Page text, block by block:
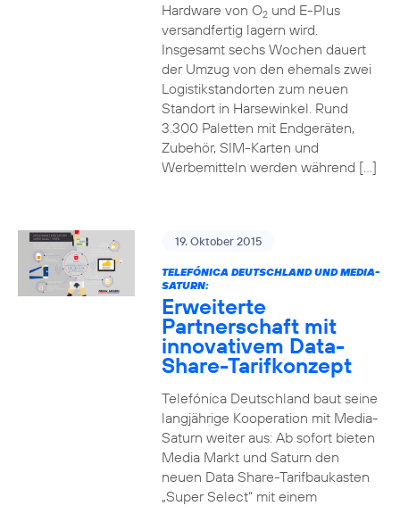
Hardware von O2und E-Plus
versandfertig lagern wird.
Insgesamt sechs Wochen dauert
der Umzug von den ehemals zwei
Logistikstandorten zum neuen
Standort in Harsewinkel. Rund
3.300 Paletten mit Endgeräten,
Zubehör, SIM-Karten und
Werbemitteln werden während […]
19. Oktober 2015
TELEFÓNICA DEUTSCHLAND UND MEDIA-
SATURN:
Erweiterte
Partnerschaft mit
innovativem Data-
Share-Tarifkonzept
Telefónica Deutschland baut seine
langjährige Kooperation mit Media-
Saturn weiter aus: Ab sofort bieten
Media Markt und Saturn den
neuen Data Share-Tarifbaukasten
„Super Select“ mit einem